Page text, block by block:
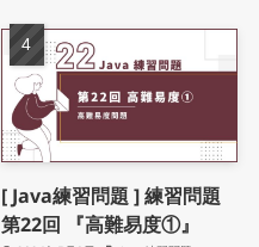
[ Java練習問題 ] 練習問題
第22回 『高難易度①』